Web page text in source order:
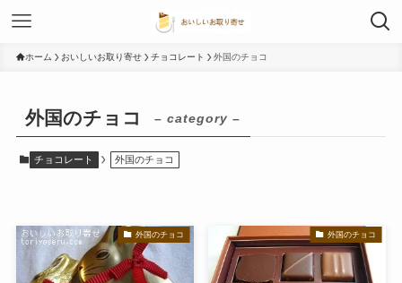
ホーム おいしいお取り寄せ チョコレート 外国のチョコ
外国のチョコ – category –
チョコレート 外国のチョコ
外国のチョコ 外国のチョコ